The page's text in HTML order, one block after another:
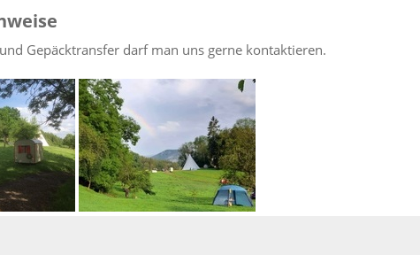
Gepäcktransfer darf man uns gerne kontaktieren.